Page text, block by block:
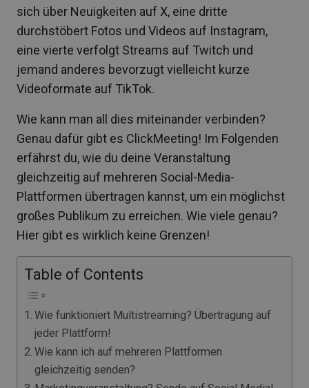
sich über Neuigkeiten auf X, eine dritte
durchstöbert Fotos und Videos auf Instagram,
eine vierte verfolgt Streams auf Twitch und
jemand anderes bevorzugt vielleicht kurze
Videoformate auf TikTok.
Wie kann man all dies miteinander verbinden?
Genau dafür gibt es ClickMeeting! Im Folgenden
erfährst du, wie du deine Veranstaltung
gleichzeitig auf mehreren Social-Media-
Plattformen übertragen kannst, um ein möglichst
großes Publikum zu erreichen. Wie viele genau?
Hier gibt es wirklich keine Grenzen!
Table of Contents
Wie funktioniert Multistreaming? Übertragung auf
jeder Plattform!
Wie kann ich auf mehreren Plattformen
gleichzeitig senden?